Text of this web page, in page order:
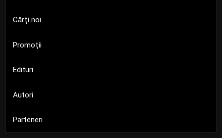
Cărţi noi
Promoţii
Edituri
Autori
Parteneri